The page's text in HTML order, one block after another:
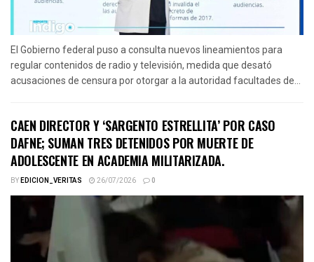
El Gobierno federal puso a consulta nuevos lineamientos para
regular contenidos de radio y televisión, medida que desató
acusaciones de censura por otorgar a la autoridad facultades de...
CAEN DIRECTOR Y ‘SARGENTO ESTRELLITA’ POR CASO
DAFNE; SUMAN TRES DETENIDOS POR MUERTE DE
ADOLESCENTE EN ACADEMIA MILITARIZADA.
BYEDICION_VERITAS 26/07/2026 0